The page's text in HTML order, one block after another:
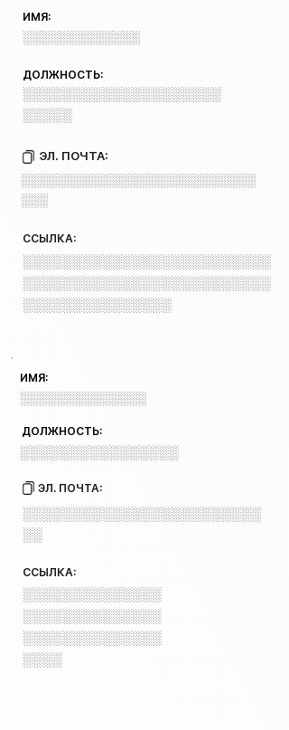
ИМЯ:
░░░░░░░░░░░░░
ДОЛЖНОСТЬ:
░░░░░░░░░░░░░░░░░░░░
░░░░░
ЭЛ. ПОЧТА:
░░░░░░░░░░░░░░░░░░░░░░░░░░
░░░
ССЫЛКА:
░░░░░░░░░░░░░░░░░░░░░░░░░
░░░░░░░░░░░░░░░░░░░░░░░░░
░░░░░░░░░░░░░░░
ИМЯ:
░░░░░░░░░░░░░░
ДОЛЖНОСТЬ:
░░░░░░░░░░░░░░░░
ЭЛ. ПОЧТА:
░░░░░░░░░░░░░░░░░░░░░░░░
░░
ССЫЛКА:
░░░░░░░░░░░░░░
░░░░░░░░░░░░░░
░░░░░░░░░░░░░░
░░░░